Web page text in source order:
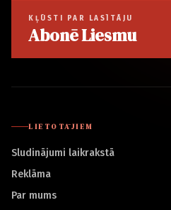
KĻŪSTI PAR LASĪTĀJU
Abonē Liesmu
LIETOTĀJIEM
Sludinājumi laikrakstā
Reklāma
Par mums